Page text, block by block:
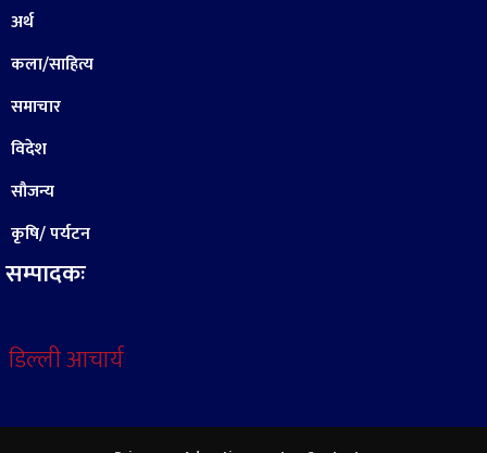
अर्थ
कला/साहित्य
समाचार
विदेश
सौजन्य
कृषि/ पर्यटन
सम्पादकः
डिल्ली आचार्य